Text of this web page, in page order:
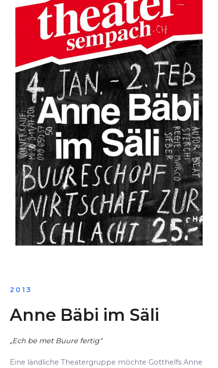
2013
Anne Bäbi im Säli
„Ech be met Buure fertig“
Eine ländliche Theatergruppe möchte Gotthelfs Anne